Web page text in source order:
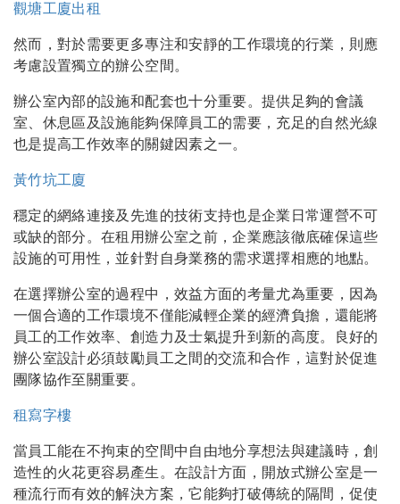
觀塘工廈出租
然而，對於需要更多專注和安靜的工作環境的行業，則應
考慮設置獨立的辦公空間。
辦公室內部的設施和配套也十分重要。提供足夠的會議
室、休息區及設施能夠保障員工的需要，充足的自然光線
也是提高工作效率的關鍵因素之一。
黃竹坑工廈
穩定的網絡連接及先進的技術支持也是企業日常運營不可
或缺的部分。在租用辦公室之前，企業應該徹底確保這些
設施的可用性，並針對自身業務的需求選擇相應的地點。
在選擇辦公室的過程中，效益方面的考量尤為重要，因為
一個合適的工作環境不僅能減輕企業的經濟負擔，還能將
員工的工作效率、創造力及士氣提升到新的高度。良好的
辦公室設計必須鼓勵員工之間的交流和合作，這對於促進
團隊協作至關重要。
租寫字樓
當員工能在不拘束的空間中自由地分享想法與建議時，創
造性的火花更容易產生。在設計方面，開放式辦公室是一
種流行而有效的解決方案，它能夠打破傳統的隔間，促使